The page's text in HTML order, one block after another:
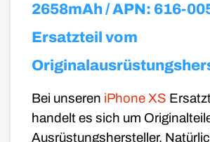
2658mAh / APN: 616-
Ersatzteil vom
Bei unseren iPhone XS
handelt es sich um
Ausrüstungshersteller.